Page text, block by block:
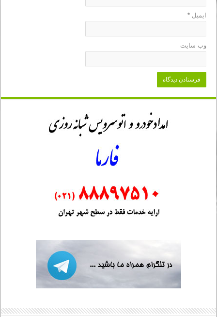
ایمیل*
وب‌ سایت